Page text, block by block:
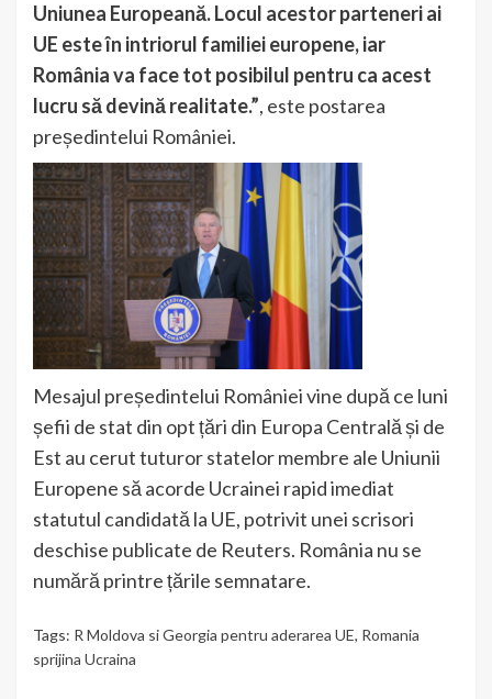
Uniunea Europeană. Locul acestor parteneri ai
UE este în intriorul familiei europene, iar
România va face tot posibilul pentru ca acest
lucru să devină realitate.”, este postarea
președintelui României.
Mesajul președintelui României vine după ce luni
șefii de stat din opt țări din Europa Centrală și de
Est au cerut tuturor statelor membre ale Uniunii
Europene să acorde Ucrainei rapid imediat
statutul candidată la UE, potrivit unei scrisori
deschise publicate de Reuters. România nu se
numără printre țările semnatare.
Tags: R Moldova si Georgia pentru aderarea UE, Romania
sprijina Ucraina